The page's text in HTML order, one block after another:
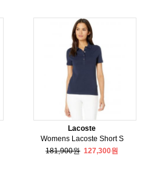
Lacoste
Womens Lacoste Short S
181,900원 127,300원